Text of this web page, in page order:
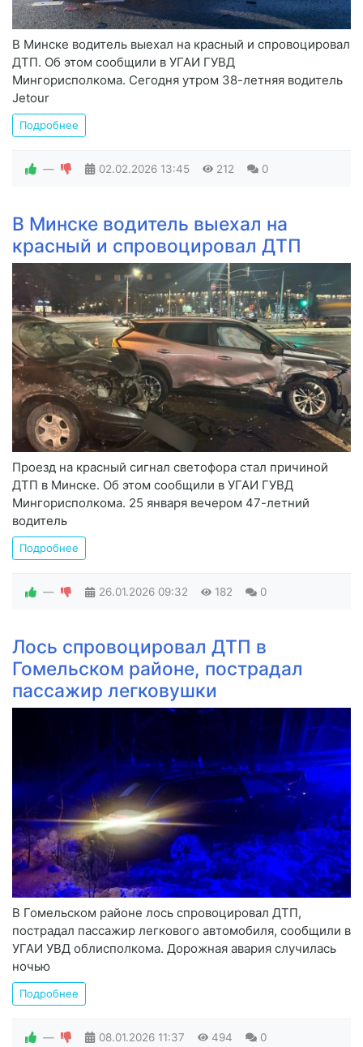
В Минске водитель выехал на красный и спровоцировал
ДТП. Об этом сообщили в УГАИ ГУВД
Мингорисполкома. Сегодня утром 38-летняя водитель
Jetour
Подробнее
— 02.02.2026 13:45 212 0
В Минске водитель выехал на
красный и спровоцировал ДТП
Проезд на красный сигнал светофора стал причиной
ДТП в Минске. Об этом сообщили в УГАИ ГУВД
Мингорисполкома. 25 января вечером 47-летний
водитель
Подробнее
— 26.01.2026 09:32 182 0
Лось спровоцировал ДТП в
Гомельском районе, пострадал
пассажир легковушки
В Гомельском районе лось спровоцировал ДТП,
пострадал пассажир легкового автомобиля, сообщили в
УГАИ УВД облисполкома. Дорожная авария случилась
ночью
Подробнее
— 08.01.2026 11:37 494 0